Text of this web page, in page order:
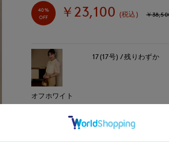
40%
OFF
￥23,100 (税込) ￥
オフホワイト
17(17号) 残りわずか